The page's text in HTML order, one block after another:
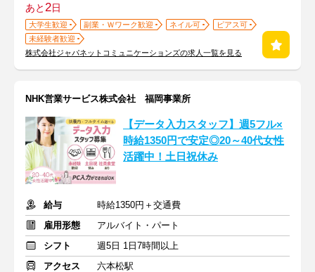
あと2日
大学生歓迎 副業・Ｗワーク歓迎 ネイル可
ピアス可
未経験者歓迎
株式会社ジャパネットコミュニケーションズの求人一覧を見る
NHK営業サービス株式会社 福岡事業所
【データ入力スタッフ】週5フル×
時給1350円で安定◎20～40代女性
活躍中！土日祝休み
給与
時給1350円＋交通費
雇用形態
アルバイト・パート
シフト
週5日 1日7時間以上
アクセス
六本松駅